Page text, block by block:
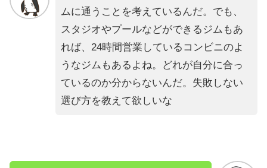
ムに通うことを考えているんだ。でも、
スタジオやプールなどができるジムもあ
れば、24時間営業しているコンビニのよ
うなジムもあるよね。どれが自分に合っ
ているのか分からないんだ。失敗しない
選び方を教えて欲しいな